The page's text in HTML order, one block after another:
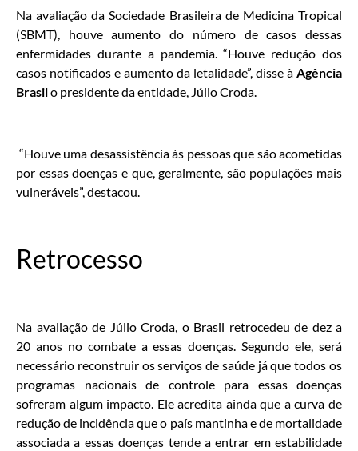
Na avaliação da Sociedade Brasileira de Medicina Tropical
(SBMT), houve aumento do número de casos dessas
enfermidades durante a pandemia. “Houve redução dos
casos notificados e aumento da letalidade”, disse à Agência
Brasilo presidente da entidade, Júlio Croda.
“Houve uma desassistência às pessoas que são acometidas
por essas doenças e que, geralmente, são populações mais
vulneráveis”, destacou.
Retrocesso
Na avaliação de Júlio Croda, o Brasil retrocedeu de dez a
20 anos no combate a essas doenças. Segundo ele, será
necessário reconstruir os serviços de saúde já que todos os
programas nacionais de controle para essas doenças
sofreram algum impacto. Ele acredita ainda que a curva de
redução de incidência que o país mantinha e de mortalidade
associada a essas doenças tende a entrar em estabilidade